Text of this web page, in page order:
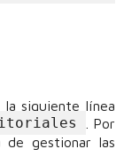
siguiente línea
. Por
de gestionar las